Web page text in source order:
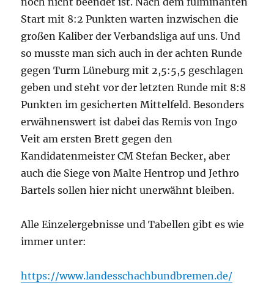
Start mit 8:2 Punkten warten inzwischen die
großen Kaliber der Verbandsliga auf uns. Und
so musste man sich auch in der achten Runde
gegen Turm Lüneburg mit 2,5:5,5 geschlagen
geben und steht vor der letzten Runde mit 8:8
Punkten im gesicherten Mittelfeld. Besonders
erwähnenswert ist dabei das Remis von Ingo
Veit am ersten Brett gegen den
Kandidatenmeister CM Stefan Becker, aber
auch die Siege von Malte Hentrop und Jethro
Bartels sollen hier nicht unerwähnt bleiben.
Alle Einzelergebnisse und Tabellen gibt es wie
immer unter:
https://www.landesschachbundbremen.de/